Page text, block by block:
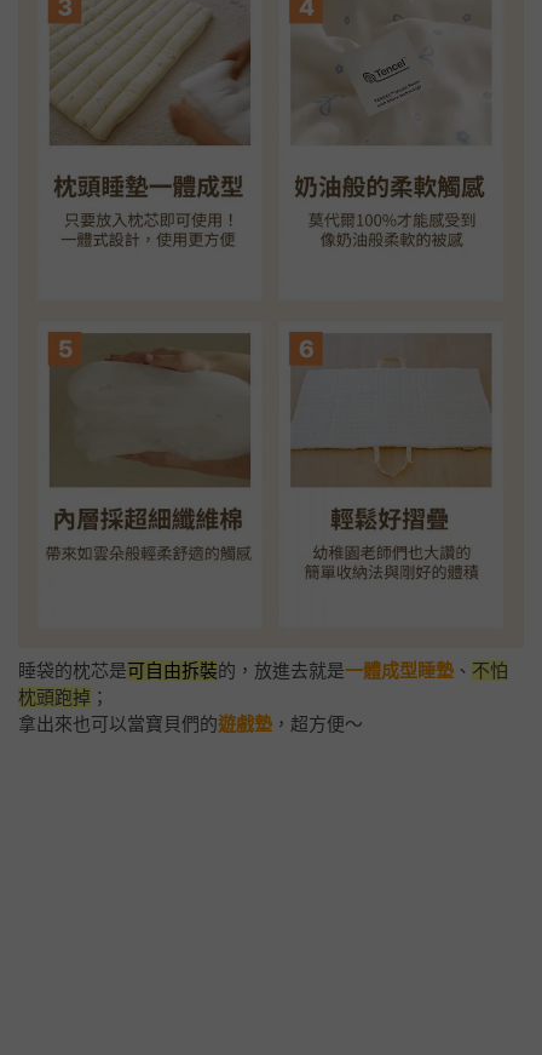
睡袋的枕芯是可自由拆裝的，放進去就是一體成型睡墊 、 不怕
枕頭跑掉 ；
拿出來也可以當寶貝們的遊戲墊 ，超方便～